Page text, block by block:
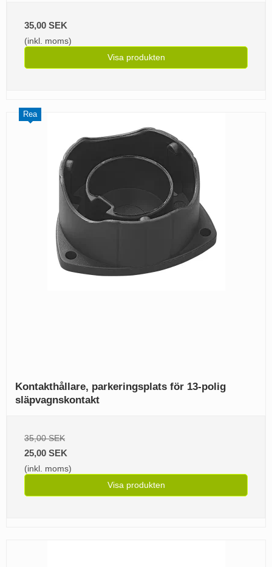
35,00 SEK
(inkl. moms)
Visa produkten
Rea
Kontakthållare, parkeringsplats för 13-polig
släpvagnskontakt
35,00 SEK
25,00 SEK
(inkl. moms)
Visa produkten